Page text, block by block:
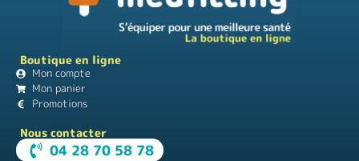
Boutique en ligne
Mon compte
Mon panier
Promotions
Nous contacter
04 28 70 58 78